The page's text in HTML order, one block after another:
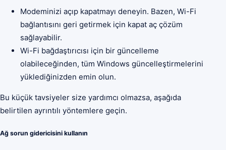
Modeminizi açıp kapatmayı deneyin. Bazen, Wi-Fi
bağlantısını geri getirmek için kapat aç çözüm
sağlayabilir.
Wi-Fi bağdaştırıcısı için bir güncelleme
olabileceğinden, tüm Windows güncelleştirmelerini
yüklediğinizden emin olun.
Bu küçük tavsiyeler size yardımcı olmazsa, aşağıda
belirtilen ayrıntılı yöntemlere geçin.
Ağ sorun gidericisini kullanın